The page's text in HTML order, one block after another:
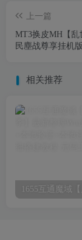
上一篇
MT3换皮MH【乱
民塵战尊享挂机
双端+GM后台+详
相关推荐